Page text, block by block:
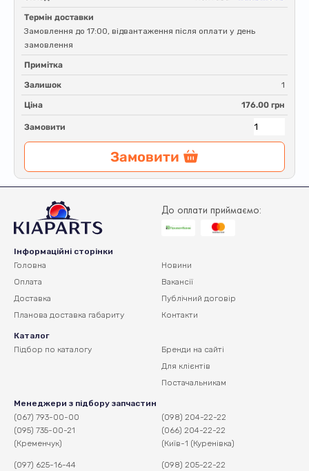
Термін доставки
Замовлення до 17:00, відвантаження після оплати у день
замовлення
Примітка
Залишок 1
Ціна 176.00 грн
Замовити
Замовити
До оплати приймаємо:
Інформаційні сторінки
Головна
Оплата
Доставка
Планова доставка габариту
Новини
Вакансії
Публічний договір
Контакти
Каталог
Підбор по каталогу
Бренди на сайті
Для клієнтів
Постачальникам
Менеджери з підбору запчастин
(067) 793-00-00
(095) 735-00-21
(Кременчук)
(097) 625-16-44
(098) 204-22-22
(066) 204-22-22
(Київ-1 (Куренівка)
(098) 205-22-22